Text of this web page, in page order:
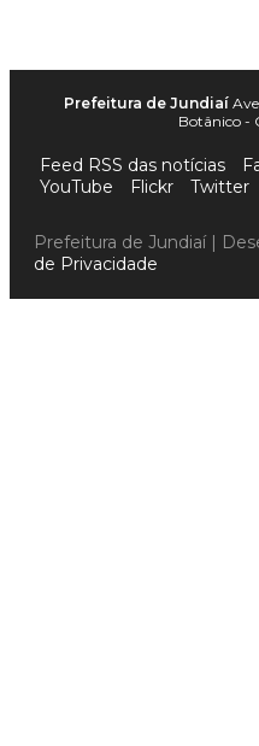
Prefeitura de Jundiaí
Botânico -
Feed RSS das notícias
YouTube
Flickr Twitter
Prefeitura de Jundiaí |
de Privacidade